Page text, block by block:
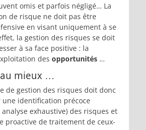
omis et parfois négligé… La
de risque ne doit pas être
en visant uniquement à se
la gestion des risques se doit
à sa face positive : la
des opportunités …
mieux …
de gestion des risques doit donc
identification précoce
analyse exhaustive) des risques et
proactive de traitement de ceux-